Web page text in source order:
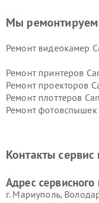
Мы ремонтируем
Ремонт видеокамер
Ремонт принтеров
Ремонт проекторов
Ремонт плоттеров
Ремонт фотовспышек
Контакты сервис
Адрес сервисного
г. Мариуполь,